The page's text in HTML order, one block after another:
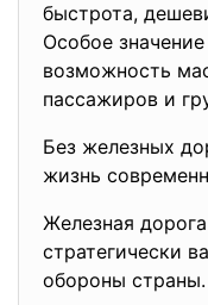
быстрота,
Особое
возможность
пассажиров и
Без железных
жизнь
Железная
стратегически
обороны страны.